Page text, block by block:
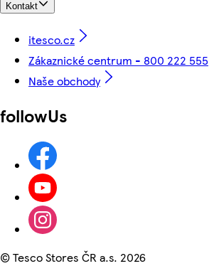
Kontakt
itesco.cz
Zákaznické centrum - 800 222 555
Naše obchody
followUs
©Tesco Stores ČR a.s. 2026